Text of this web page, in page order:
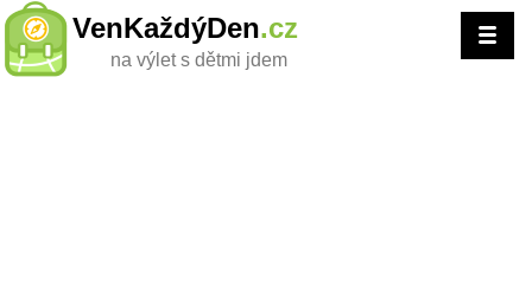
VenKaždýDen.cz
na výlet s dětmi jdem